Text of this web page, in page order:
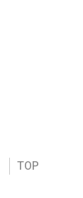
TOP